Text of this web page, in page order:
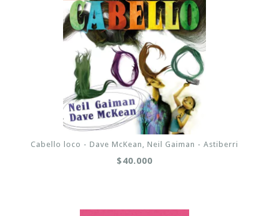
Cabello loco - Dave McKean, Neil Gaiman - Astiberri
$40.000